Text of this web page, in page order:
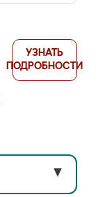
УЗНАТЬ
ПОДРОБНОСТИ
▼